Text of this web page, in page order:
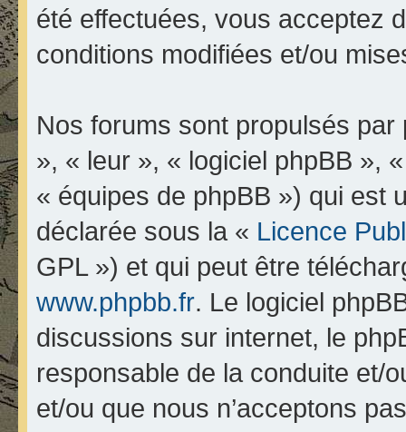
été effectuées, vous acceptez
conditions modifiées et/ou
Nos forums sont propulsés
», « leur », « logiciel phpBB »,
« équipes de phpBB ») qui est
déclarée sous la « Licence
GPL ») et qui peut être
www.phpbb.fr. Le logiciel
discussions sur internet, le
responsable de la conduite et/
et/ou que nous n’acceptons